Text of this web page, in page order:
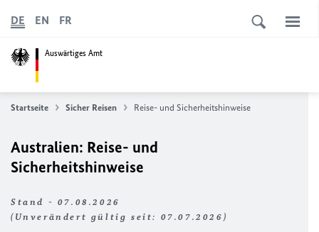
Auswärtiges Amt
DE EN FR
Startseite Sicher Reisen Reise- und Sicherheitshinweise
Australien: Reise- und
Sicherheitshinweise
Stand - 07.08.2026
(Unverändert gültig seit: 07.07.2026)